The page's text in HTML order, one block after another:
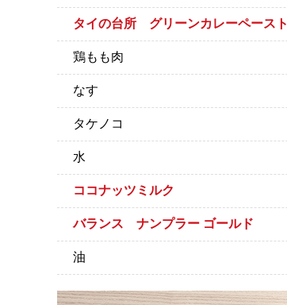
タイの台所 グリーンカレーペースト
鶏もも肉
なす
タケノコ
水
ココナッツミルク
バランス ナンプラー ゴールド
油